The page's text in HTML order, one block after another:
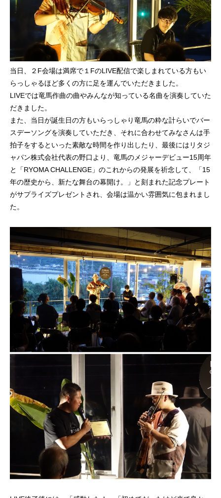
当日、２F会場は満席で１FのLIVE配信で楽しまれている方もい
らっしゃるほど多くの方に足を運んでいただきました。
LIVEでは竜馬作曲の曲やみんなが知っている名曲を演奏していた
だきました。
また、当日が誕生日の方もいらっしゃり竜馬の粋な計らいでバー
スデーソングを演奏していただき、それに合わせてみなさんは手
拍子をするといった素敵な時間を作り出したり、最後にはリタジ
ャパン株式会社代表の野口より、竜馬のメジャーデビュー15周年
と「RYOMA CHALLENGE」のこれからの発展を祈念して、「15
年の歴史から、新たな舞台の幕開け。」と刻まれた記念プレート
がサプライズプレゼントされ、会場は温かい雰囲気に包まれまし
た。